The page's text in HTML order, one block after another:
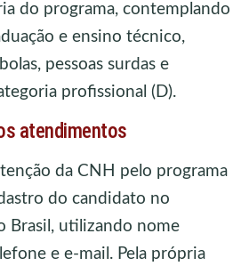
do programa, contemplando
e ensino técnico,
pessoas surdas e
profissional (D).
atendimentos
da CNH pelo programa
do candidato no
Brasil, utilizando nome
e e-mail. Pela própria